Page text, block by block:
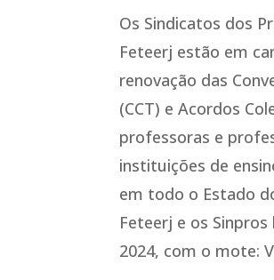
Os Sindicatos dos
Feteerj estão em
renovação das
(CCT) e Acordos
professoras e
instituições de
em todo o Estado
Feteerj e os
2024, com o mote: